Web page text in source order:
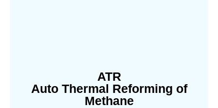
ATR
Auto Thermal Reforming of
Methane